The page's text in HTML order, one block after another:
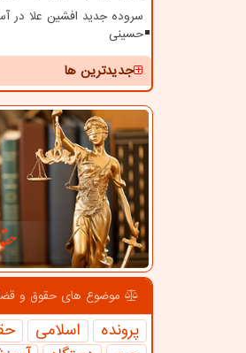
سروده جدید افشین علا در
حسینی
جدیدترین ها
موضوع های حقوق و
پرونده اسلامی